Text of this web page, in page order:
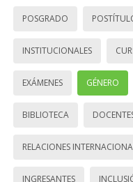
POSGRADO
INSTITUCIONALES
EXÁMENES GÉNERO
BIBLIOTECA
RELACIONES
INGRESANTES